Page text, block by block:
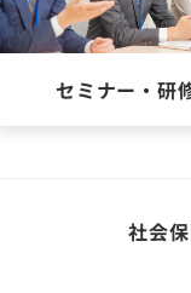
セミナー・研
社会